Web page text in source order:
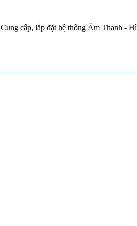
Cung cấp, lắp đặt hệ thống Âm Thanh -